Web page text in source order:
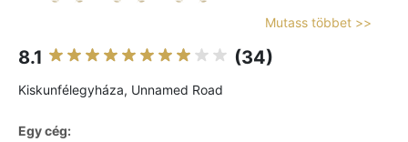
Mutass többet >>
8.1 (34)
Kiskunfélegyháza, Unnamed Road
Egy cég: